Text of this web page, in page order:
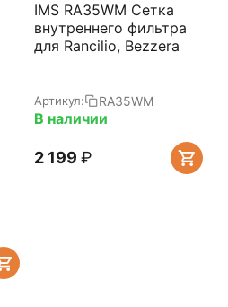
IMS RA35WM Сетка
внутреннего фильтра
для Rancilio, Bezzera
Артикул: RA35WM
В наличии
2 199 ₽